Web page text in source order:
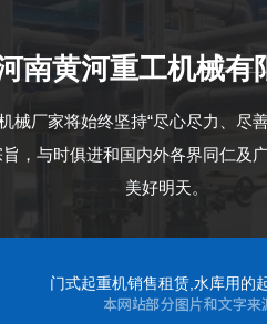
南黄河重工机械有
械厂家将始终坚持“尽心尽力、尽
旨，与时俱进和国内外各界同仁及
美好明天。
门式起重机销售租赁,水库用的